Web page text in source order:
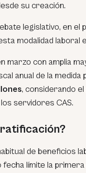
su creación.
legislativo, en el
modalidad laboral
marzo con amplia
anual de la
, considerando el
servidores CAS.
de beneficios
límite la